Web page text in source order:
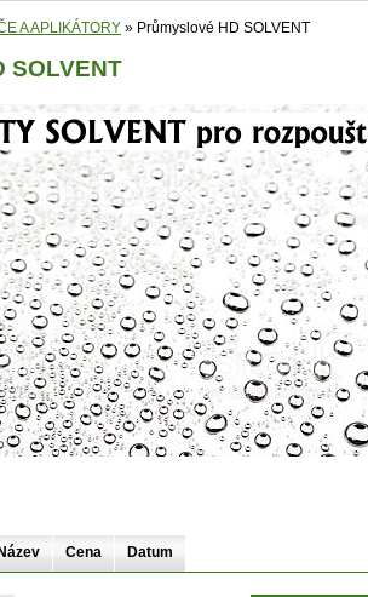
A APLIKÁTORY » Průmyslové HD SOLVENT
SOLVENT
Název Cena Datum